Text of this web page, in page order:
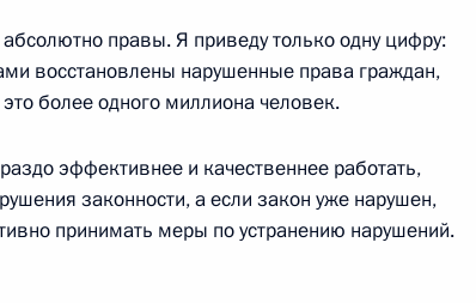
приоритетных
политике Дмитрий
правы. Я приведу только одну цифру:
восстановлены нарушенные права граждан,
более одного миллиона человек.
эффективнее и качественнее работать,
законности, а если закон уже нарушен,
принимать меры по устранению нарушений.